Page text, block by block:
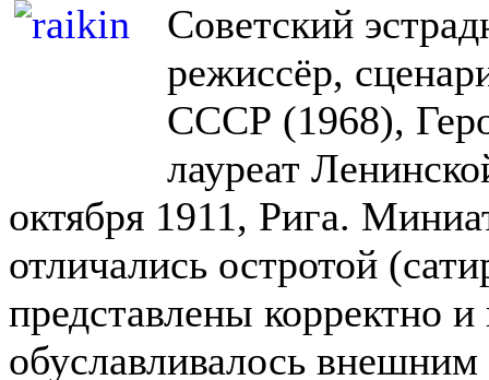
Советский
режиссёр,
СССР (1968),
лауреат
октября 1911, Рига.
отличались остротой
представлены корректно
обуславливалось